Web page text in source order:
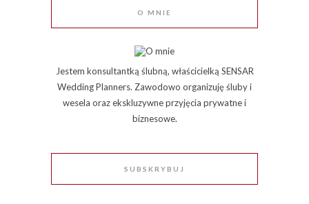
O MNIE
Jestem konsultantką ślubną, właścicielką SENSAR
Wedding Planners. Zawodowo organizuję śluby i
wesela oraz ekskluzywne przyjęcia prywatne i
biznesowe.
SUBSKRYBUJ